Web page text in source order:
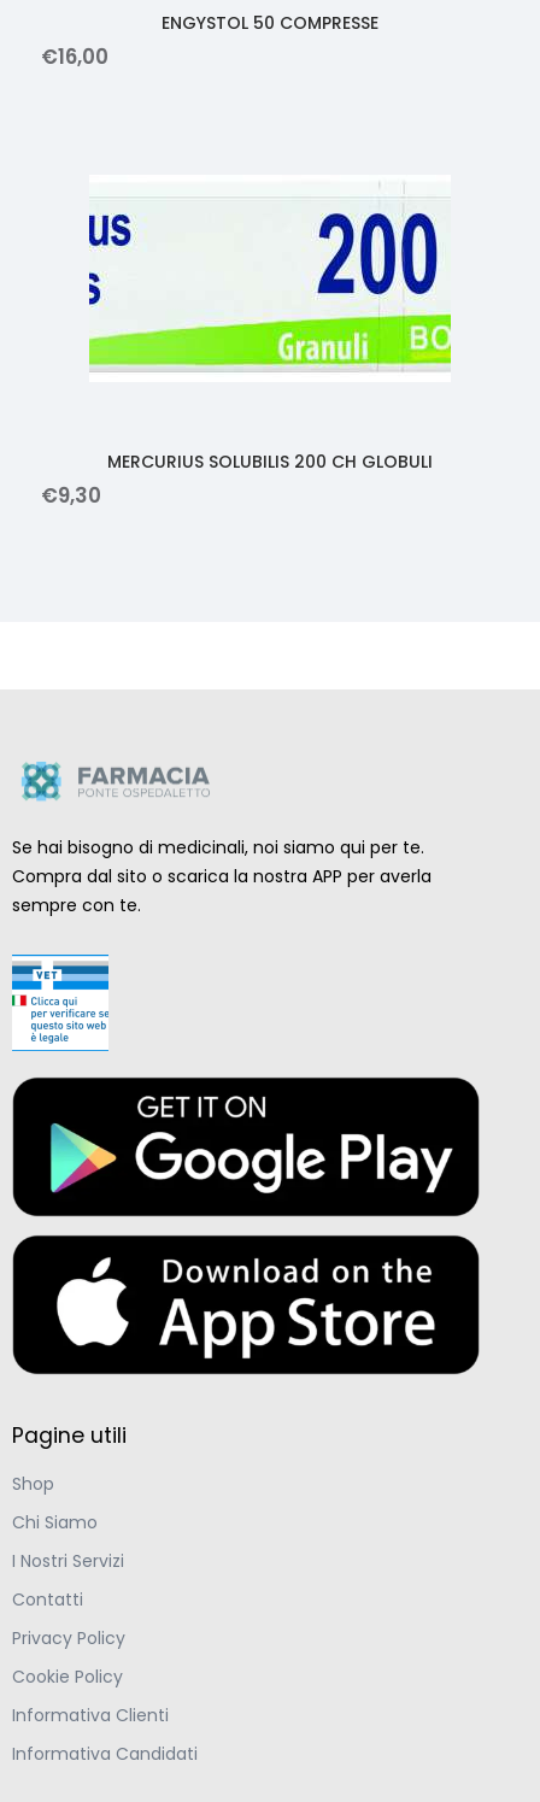
ENGYSTOL 50 COMPRESSE
€16,00
MERCURIUS SOLUBILIS 200 CH GLOBULI
€9,30
Se hai bisogno di medicinali, noi siamo qui per te.
Compra dal sito o scarica la nostra APP per averla
sempre con te.
Pagine utili
Shop
Chi Siamo
I Nostri Servizi
Contatti
Privacy Policy
Cookie Policy
Informativa Clienti
Informativa Candidati